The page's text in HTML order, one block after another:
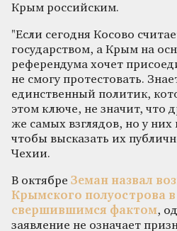
Крым российским.
"Если сегодня Косово
государством, а Крым на
референдума хочет
не смогу протестовать.
единственный политик,
этом ключе, не значит, что
же самых взглядов, но у них
чтобы высказать их
Чехии.
В октябре Земан назвал
Крымского полуострова в
свершившимся фактом,
заявление не означает